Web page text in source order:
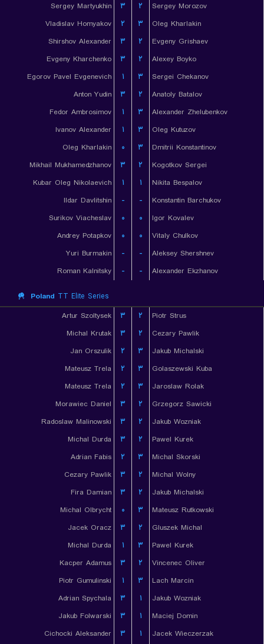
Sergey Martyukhin
۳ ۲
Sergey Morozov
Vladislav Homyakov
۲ ۳
Oleg Kharlakin
Shirshov Alexander
۳ ۲
Evgeny Grishaev
Evgeny Kharchenko
۳ ۲
Alexey Boyko
Egorov Pavel Evgenevich
۱ ۳
Sergei Chekanov
Anton Yudin
۳ ۲
Anatoly Batalov
Fedor Ambrosimov
۱ ۳
Alexander Zhelubenkov
Ivanov Alexander
۱ ۳
Oleg Kutuzov
Oleg Kharlakin
۰ ۳
Dmitrii Konstantinov
Mikhail Mukhamedzhanov
۳ ۲
Kogotkov Sergei
Kubar Oleg Nikolaevich
۱ ۱
Nikita Bespalov
Ildar Davlitshin
- -
Konstantin Barchukov
Surikov Viacheslav
۰ ۰
Igor Kovalev
Andrey Potapkov
۰ ۰
Vitaly Chulkov
Yuri Burmakin
- -
Aleksey Shershnev
Roman Kalnitsky
- - Alexander Ekzhanov
Poland TT Elite Series
Artur Szoltysek
۳ ۲
Piotr Strus
Michal Krutak
۳ ۲
Cezary Pawlik
Jan Orszulik
۲ ۳
Jakub Michalski
Mateusz Trela
۲ ۳
Golaszewski Kuba
Mateusz Trela
۲ ۳
Jaroslaw Rolak
Morawiec Daniel
۳ ۲
Grzegorz Sawicki
Radoslaw Malinowski
۳ ۲
Jakub Wozniak
Michal Durda
۳ ۲
Pawel Kurek
Adrian Fabis
۲ ۳
Michal Skorski
Cezary Pawlik
۳ ۲
Michal Wolny
Fira Damian
۳ ۲
Jakub Michalski
Michal Olbrycht
۰ ۳
Mateusz Rutkowski
Jacek Oracz
۳ ۲
Gluszek Michal
Michal Durda
۱ ۳
Pawel Kurek
Kacper Adamus
۳ ۲
Vincenec Oliver
Piotr Gumulinski
۱ ۳
Lach Marcin
Adrian Spychala
۳ ۱
Jakub Wozniak
Jakub Folwarski
۳ ۱
Maciej Domin
Cichocki Aleksander
۳ ۱ Jacek Wieczerzak